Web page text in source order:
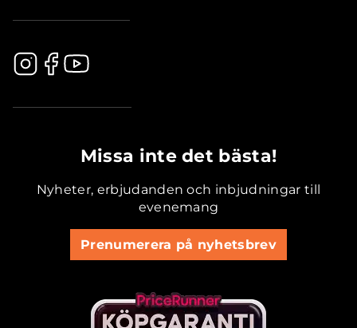
Missa inte det bästa!
Nyheter, erbjudanden och inbjudningar till
evenemang
Prenumerera på nyhetsbrev